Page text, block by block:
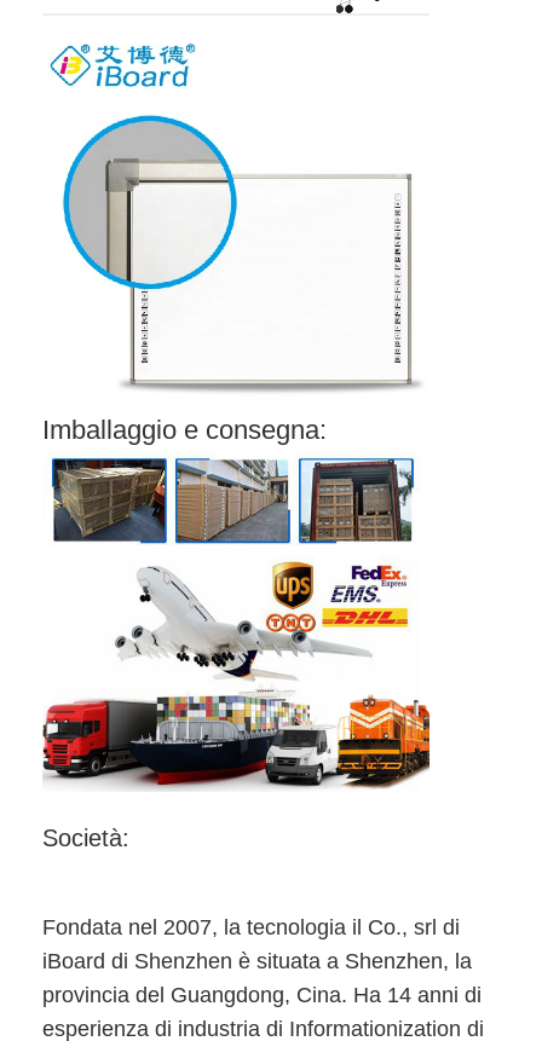
Video
Mostra VR
Chi siamo
Fatory Tour
Controllo di qualità
Contattaci
notizie
Tutti i casi
Parla adesso.
Imballaggio e consegna:
Società:
Fondata nel 2007, la tecnologia il Co., srl di
iBoard di Shenzhen è situata a Shenzhen, la
provincia del Guangdong, Cina. Ha 14 anni di
esperienza di industria di Informationization di